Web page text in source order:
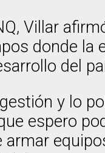
Villar
donde
del
y lo
espero
armar